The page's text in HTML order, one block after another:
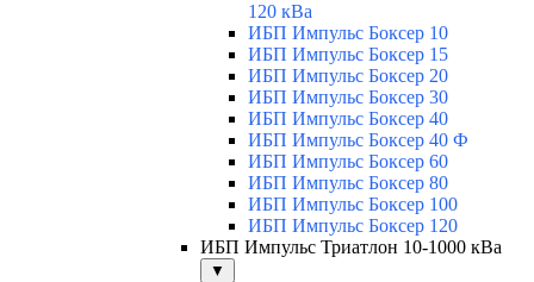
120 кВа
ИБП Импульс Боксер 10
ИБП Импульс Боксер 15
ИБП Импульс Боксер 20
ИБП Импульс Боксер 30
ИБП Импульс Боксер 40
ИБП Импульс Боксер 40 Ф
ИБП Импульс Боксер 60
ИБП Импульс Боксер 80
ИБП Импульс Боксер 100
ИБП Импульс Боксер 120
ИБП Импульс Триатлон 10-1000 кВа
▼